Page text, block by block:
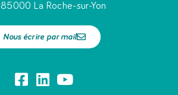
85000 La Roche-sur-Yon
Nous écrire par mail